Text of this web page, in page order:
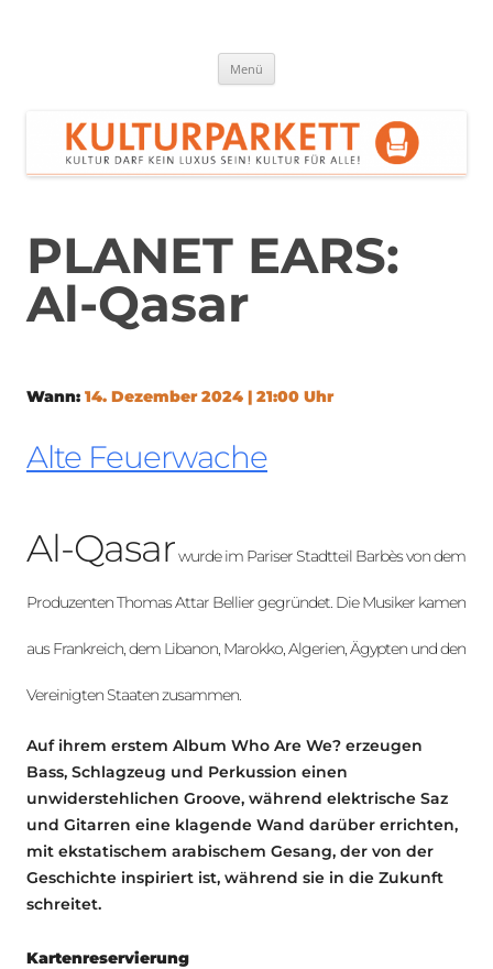
Menü
PLANET EARS:
Al-Qasar
Wann: 14. Dezember 2024 | 21:00 Uhr
Alte Feuerwache
Al-Qasarwurde im Pariser Stadtteil Barbès von dem
Produzenten Thomas Attar Bellier gegründet. Die Musiker kamen
aus Frankreich, dem Libanon, Marokko, Algerien, Ägypten und den
Vereinigten Staaten zusammen.
Auf ihrem erstem Album Who Are We? erzeugen
Bass, Schlagzeug und Perkussion einen
unwiderstehlichen Groove, während elektrische Saz
und Gitarren eine klagende Wand darüber errichten,
mit ekstatischem arabischem Gesang, der von der
Geschichte inspiriert ist, während sie in die Zukunft
schreitet.
Kartenreservierung